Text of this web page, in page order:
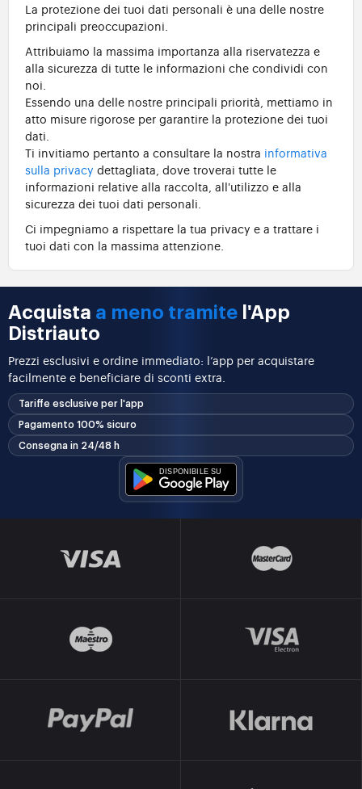
La protezione dei tuoi dati personali è una delle nostre
principali preoccupazioni.
Attribuiamo la massima importanza alla riservatezza e
alla sicurezza di tutte le informazioni che condividi con
noi.
Essendo una delle nostre principali priorità, mettiamo in
atto misure rigorose per garantire la protezione dei tuoi
dati.
Ti invitiamo pertanto a consultare la nostra informativa
sulla privacy dettagliata, dove troverai tutte le
informazioni relative alla raccolta, all'utilizzo e alla
sicurezza dei tuoi dati personali.
Ci impegniamo a rispettare la tua privacy e a trattare i
tuoi dati con la massima attenzione.
Acquista a meno tramite l'App
Distriauto
Prezzi esclusivi e ordine immediato: l’app per acquistare
facilmente e beneficiare di sconti extra.
Tariffe esclusive per l'app
Pagamento 100% sicuro
Consegna in 24/48 h